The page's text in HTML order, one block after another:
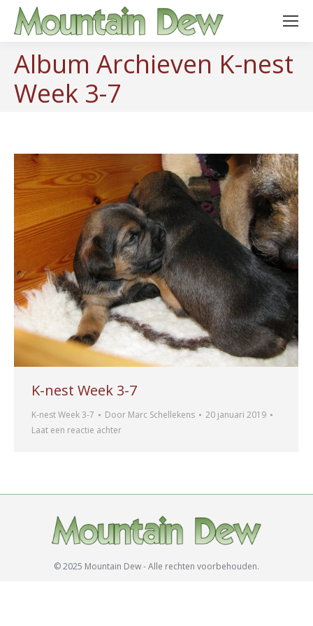
Album Archieven K-nest
Week 3-7
K-nest Week 3-7
K-nest Week 3-7 Door Marc Schellekens
20 januari 2019
Laat een reactie achter
© 2025 Mountain Dew - Alle rechten voorbehouden.